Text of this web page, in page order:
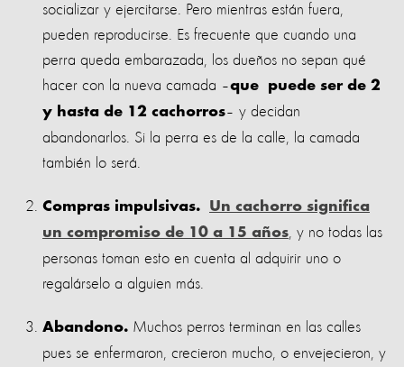
socializar y ejercitarse. Pero mientras están fuera,
pueden reproducirse. Es frecuente que cuando una
perra queda embarazada, los dueños no sepan qué
hacer con la nueva camada –que puede ser de 2
y hasta de 12 cachorros– y decidan
abandonarlos. Si la perra es de la calle, la camada
también lo será.
Compras impulsivas.
Un cachorro significa
un compromiso de 10 a 15 años , y no todas las
personas toman esto en cuenta al adquirir uno o
regalárselo a alguien más.
Abandono. Muchos perros terminan en las calles
pues se enfermaron, crecieron mucho, o envejecieron, y